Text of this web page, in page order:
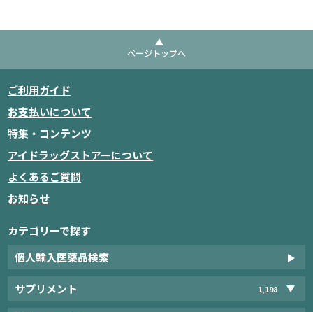
ページトップへ
ご利用ガイド
お支払いについて
特集・コンテンツ
アイドラッグストアーについて
よくあるご質問
お知らせ
カテゴリーで探す
個人輸入医薬品検索
サプリメント 1,198